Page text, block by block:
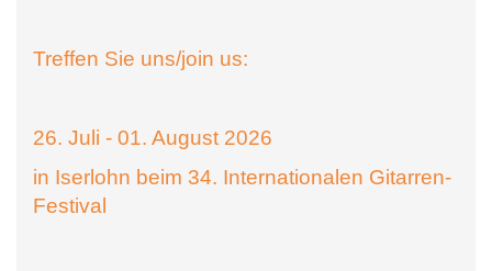
Treffen Sie uns/join us:
26. Juli - 01. August 2026
in Iserlohn beim 34. Internationalen Gitarren-
Festival